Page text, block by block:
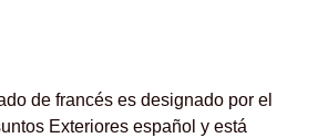
de francés es designado por el
Exteriores español y está